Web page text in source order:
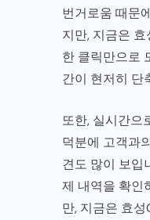
번거로움 때문
지만, 지금은
한 클릭만으로
간이 현저히 단
또한, 실시간으
덕분에 고객과
견도 많이 보입
제 내역을 확인
만, 지금은 효